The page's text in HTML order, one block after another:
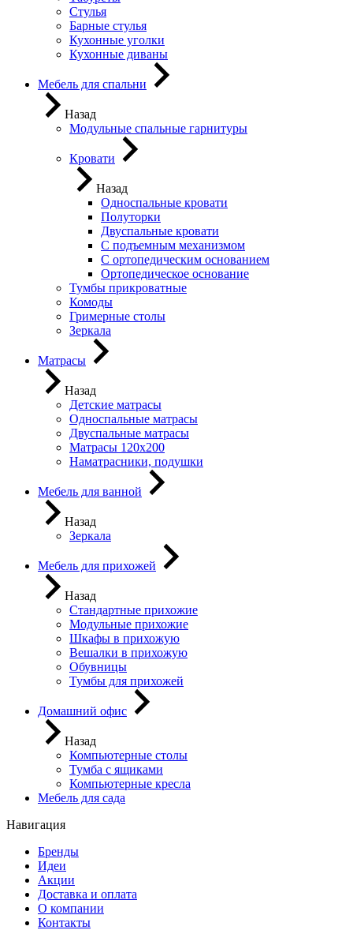
Стулья
Барные стулья
Кухонные уголки
Кухонные диваны
Мебель для спальни
Назад
Модульные спальные гарнитуры
Кровати
Назад
Односпальные кровати
Полуторки
Двуспальные кровати
С подъемным механизмом
С ортопедическим основанием
Ортопедическое основание
Тумбы прикроватные
Комоды
Гримерные столы
Зеркала
Матрасы
Назад
Детские матрасы
Односпальные матрасы
Двуспальные матрасы
Матрасы 120х200
Наматрасники, подушки
Мебель для ванной
Назад
Зеркала
Мебель для прихожей
Назад
Стандартные прихожие
Модульные прихожие
Шкафы в прихожую
Вешалки в прихожую
Обувницы
Тумбы для прихожей
Домашний офис
Назад
Компьютерные столы
Тумба с ящиками
Компьютерные кресла
Мебель для сада
Навигация
Бренды
Идеи
Акции
Доставка и оплата
О компании
Контакты